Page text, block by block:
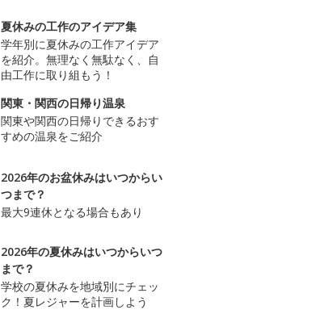
夏休みの工作のアイデア集
学年別に夏休みの工作アイデア
を紹介。無理なく無駄なく、自
由工作に取り組もう！
関東・関西の日帰り温泉
関東や関西の日帰りできるおす
すめの温泉をご紹介
2026年のお盆休みはいつからい
つまで？
最大9連休となる場合もあり
2026年の夏休みはいつからいつ
まで？
学校の夏休みを地域別にチェッ
ク！夏レジャーを計画しよう